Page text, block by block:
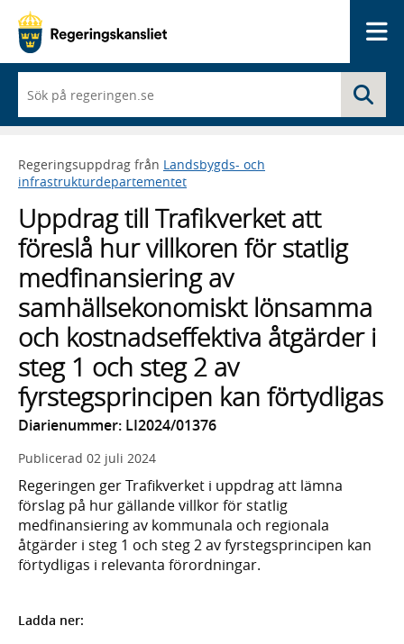
du
börjar
skriva
framträder
en
med
sökförslag
Regeringsuppdrag från Landsbygds- och
infrastrukturdepartementet
Uppdrag till Trafikverket att
föreslå hur villkoren för statlig
medfinansiering av
samhällsekonomiskt lönsamma
och kostnadseffektiva åtgärder i
steg 1 och steg 2 av
fyrstegsprincipen kan förtydligas
Diarienummer: LI2024/01376
Publicerad 02 juli 2024
Regeringen ger Trafikverket i uppdrag att lämna
förslag på hur gällande villkor för statlig
medfinansiering av kommunala och regionala
åtgärder i steg 1 och steg 2 av fyrstegsprincipen kan
förtydligas i relevanta förordningar.
Ladda ner: